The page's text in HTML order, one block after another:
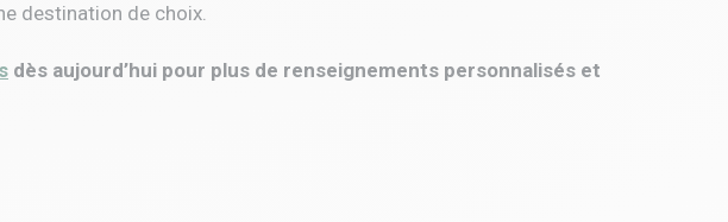
destination de choix.
dès aujourd’hui pour plus de renseignements personnalisés et